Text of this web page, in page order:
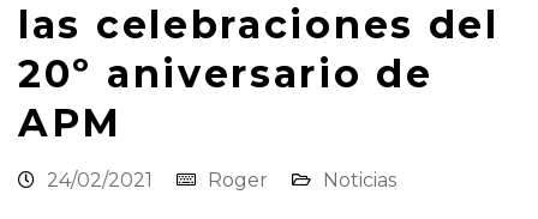
las celebraciones del
20º aniversario de
APM
24/02/2021 Roger Noticias